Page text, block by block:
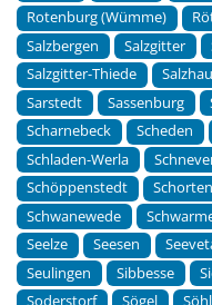
Rotenburg (Wümme)
Salzbergen
Salzgitter
Salzgitter-Thiede
Sarstedt
Sassenburg
Scharnebeck
Scheden
Schladen-Werla
Schöppenstedt
Schwanewede
Seelze
Seesen
Seulingen
Sibbesse